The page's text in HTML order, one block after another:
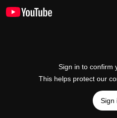
Sign in to confirm
This helps protect our
Sign